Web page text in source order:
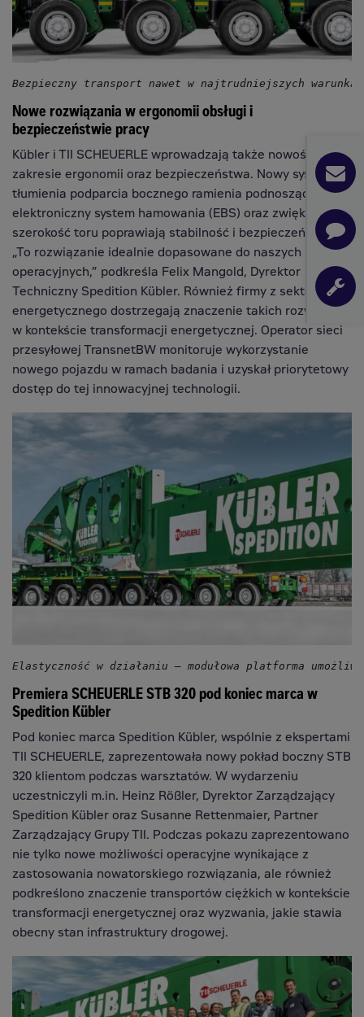
Bezpieczny transport nawet w najtrudniejszych
Nowe rozwiązania w ergonomii obsługi i
bezpieczeństwie pracy
Kübler i TII SCHEUERLE wprowadzają także nowości w
zakresie ergonomii oraz bezpieczeństwa. Nowy system
tłumienia podparcia bocznego ramienia podnoszącego,
elektroniczny system hamowania (EBS) oraz zwiększona
szerokość toru poprawiają stabilność i bezpieczeństwo. –
„To rozwiązanie idealnie dopasowane do naszych potrzeb
operacyjnych,” podkreśla Felix Mangold, Dyrektor
Techniczny Spedition Kübler. Również firmy z sektora
energetycznego dostrzegają znaczenie takich rozwiązań
w kontekście transformacji energetycznej. Operator sieci
przesyłowej TransnetBW monitoruje wykorzystanie
nowego pojazdu w ramach badania i uzyskał priorytetowy
dostęp do tej innowacyjnej technologii.
Elastyczność w działaniu – modułowa platforma
Premiera SCHEUERLE STB 320 pod koniec marca w
Spedition Kübler
Pod koniec marca Spedition Kübler, wspólnie z ekspertami
TII SCHEUERLE, zaprezentowała nowy pokład boczny STB
320 klientom podczas warsztatów. W wydarzeniu
uczestniczyli m.in. Heinz Rößler, Dyrektor Zarządzający
Spedition Kübler oraz Susanne Rettenmaier, Partner
Zarządzający Grupy TII. Podczas pokazu zaprezentowano
nie tylko nowe możliwości operacyjne wynikające z
zastosowania nowatorskiego rozwiązania, ale również
podkreślono znaczenie transportów ciężkich w kontekście
transformacji energetycznej oraz wyzwania, jakie stawia
obecny stan infrastruktury drogowej.